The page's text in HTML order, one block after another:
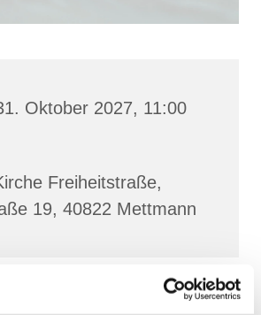
Oktober 2027, 11:00
Freiheitstraße,
19, 40822 Mettmann